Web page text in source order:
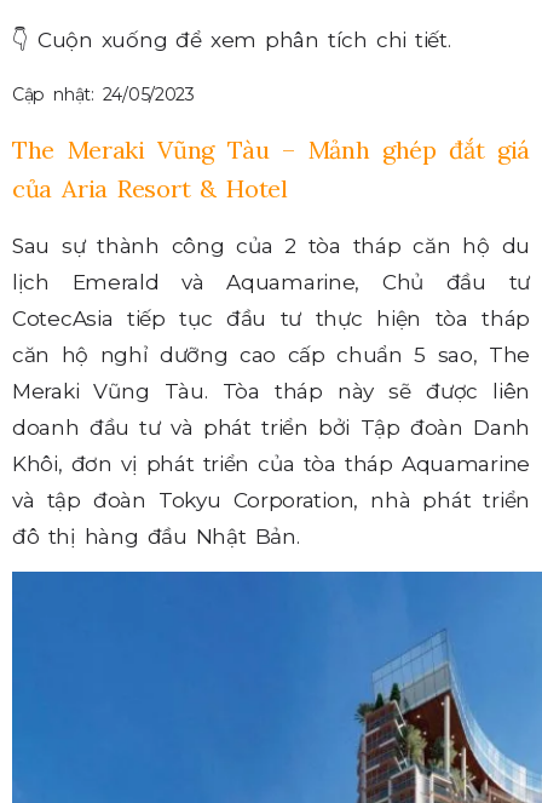
👇 Cuộn xuống để xem phân tích chi tiết.
Cập nhật: 24/05/2023
The Meraki Vũng Tàu – Mảnh ghép đắt giá
của Aria Resort & Hotel
Sau sự thành công của 2 tòa tháp căn hộ du
lịch Emerald và Aquamarine, Chủ đầu tư
CotecAsia tiếp tục đầu tư thực hiện tòa tháp
căn hộ nghỉ dưỡng cao cấp chuẩn 5 sao, The
Meraki Vũng Tàu. Tòa tháp này sẽ được liên
doanh đầu tư và phát triển bởi Tập đoàn Danh
Khôi, đơn vị phát triển của tòa tháp Aquamarine
và tập đoàn Tokyu Corporation, nhà phát triển
đô thị hàng đầu Nhật Bản.